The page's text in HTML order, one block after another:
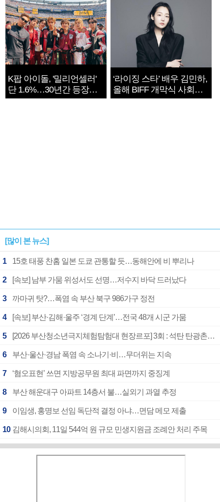
K팝 아이돌, '밀리언셀러'
단 1.6%…30년간 등장
1182개팀 전수조사
‘라이징 스타’ 배우 김민하,
올해 BIFF 개막식 사회자
확정
[많이 본 뉴스]
1 15호 태풍 찬홈 일본 도쿄 관통할 듯…동해안에 비 뿌리나
2 [속보] 남부 가뭄 위성서도 선명…저수지 바닥 드러났다
3 까마귀 탓?…폭염 속 부산 북구 986가구 정전
4 [속보] 부산·김해·울주 ‘경계 단계’…전국 48개 시군 가뭄
5 [2026 부산청소년극지체험탐험대 현장르포] 3회 : 석탄 탄광촌에서 북극 연구의 중심지로
6 부산·울산·경남 폭염 속 소나기·비…무더위는 지속
7 ‘혐오표현’ 쓰면 지방공무원 최대 파면까지 중징계
8 부산 해운대구 아파트 14층서 불…실외기 과열 추정
9 이임생, 홍명보 선임 독단적 결정 아냐…면담 메모 제출
10 김해시의회, 11일 544억 원 규모 민생지원금 조례안 처리 주목